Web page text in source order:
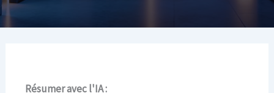
Résumer avec l'IA :